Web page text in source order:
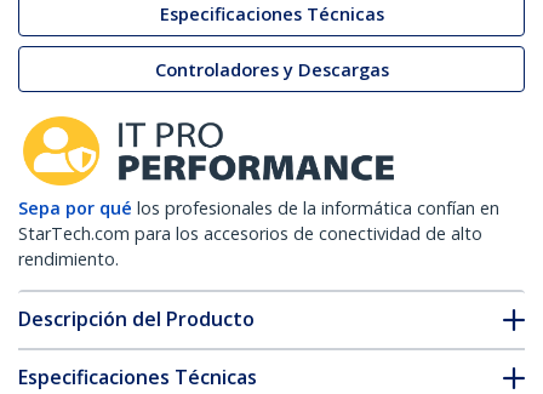
Especificaciones Técnicas
Controladores y Descargas
Sepa por qué los profesionales de la informática confían en
StarTech.com para los accesorios de conectividad de alto
rendimiento.
Descripción del Producto
Especificaciones Técnicas